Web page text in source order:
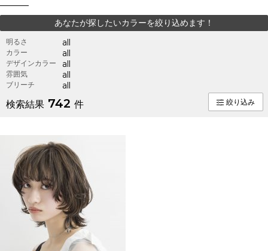
あなたが探したいカラーを絞り込めます！
明るさ all
カラー all
デザインカラー all
雰囲気 all
ブリーチ all
検索結果 742 件 絞り込み